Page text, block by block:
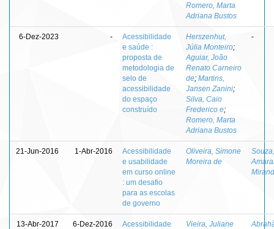
Romero, Marta
Adriana Bustos
6-Dez-2023 -
Acessibilidade
e saúde :
proposta de
metodologia de
selo de
acessibilidade
do espaço
construído
Herszenhut,
Júlia Monteiro;
Aguiar, João
Renato Carneiro
de; Martins,
Jansen Zanini;
Silva, Caio
Frederico e;
Romero, Marta
Adriana Bustos
-
21-Jun-2016 1-Abr-2016
Acessibilidade
e usabilidade
em curso online
: um desafio
para as escolas
de governo
Oliveira, Simone
Moreira de
Souza,
13-Abr-2017 6-Dez-2016
Acessibilidade
Vieira, Juliane